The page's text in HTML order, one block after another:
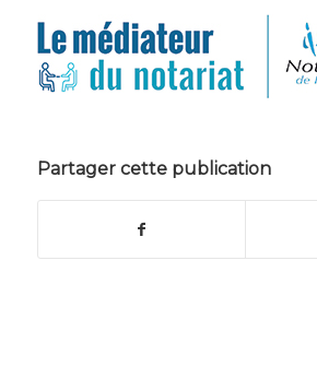
Partager cette publication